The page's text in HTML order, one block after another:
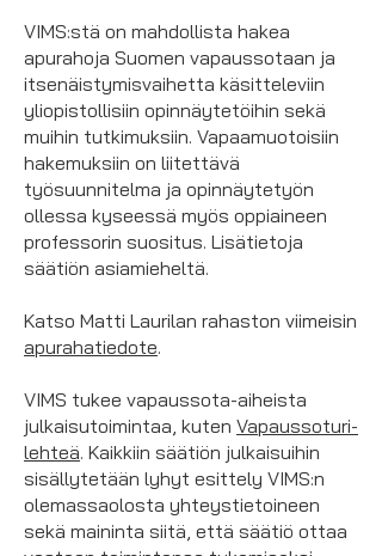
VIMS:stä on mahdollista hakea
apurahoja Suomen vapaussotaan ja
itsenäistymisvaihetta käsitteleviin
yliopistollisiin opinnäytetöihin sekä
muihin tutkimuksiin. Vapaamuotoisiin
hakemuksiin on liitettävä
työsuunnitelma ja opinnäytetyön
ollessa kyseessä myös oppiaineen
professorin suositus. Lisätietoja
säätiön asiamieheltä.
Katso Matti Laurilan rahaston viimeisin
apurahatiedote.
VIMS tukee vapaussota-aiheista
julkaisutoimintaa, kuten Vapaussoturi-
lehteä. Kaikkiin säätiön julkaisuihin
sisällytetään lyhyt esittely VIMS:n
olemassaolosta yhteystietoineen
sekä maininta siitä, että säätiö ottaa